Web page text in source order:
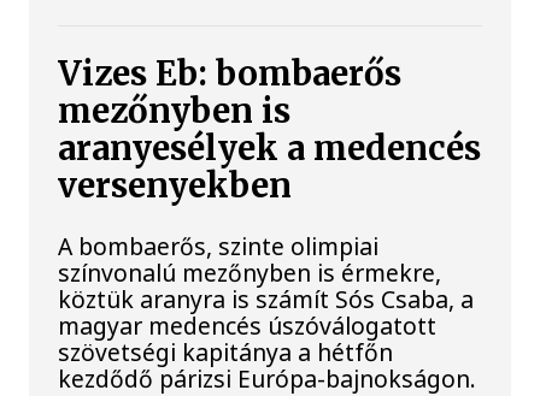
Vizes Eb: bombaerős
mezőnyben is
aranyesélyek a medencés
versenyekben
A bombaerős, szinte olimpiai
színvonalú mezőnyben is érmekre,
köztük aranyra is számít Sós Csaba, a
magyar medencés úszóválogatott
szövetségi kapitánya a hétfőn
kezdődő párizsi Európa-bajnokságon.